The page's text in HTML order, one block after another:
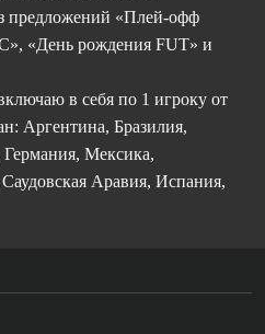
предложений «Плей-офф
«День рождения FUT» и
в себя по 1 игроку от
Аргентина, Бразилия,
Мексика,
Аравия, Испания,